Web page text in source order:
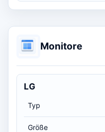
Monitore
LG
Typ
Größe